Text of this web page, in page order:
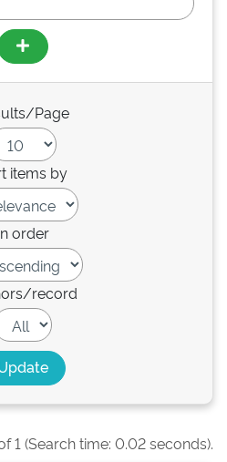
Page
items by
order
record
1 (Search time: 0.02 seconds).